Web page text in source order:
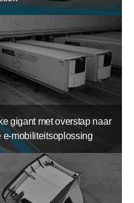
gigant met overstap naar
e-mobiliteitsoplossing